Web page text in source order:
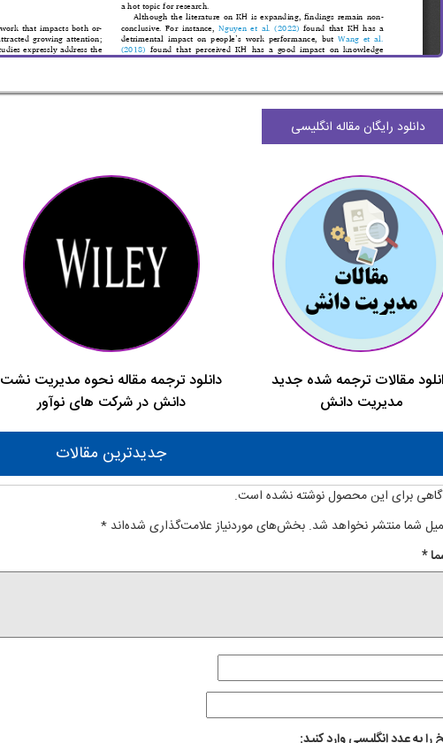
دانلود رایگان مقاله انگلیسی
مقالات ترجمه شده جدید
مدیریت دانش
دانلود ترجمه مقاله نحوه مدیریت نشت
دانش در شرکت های نوآور
جدیدترین مقالات
برای این محصول نوشته نشده است.
شما منتشر نخواهد شد. بخش‌های موردنیاز علامت‌گذاری شده‌اند*
*